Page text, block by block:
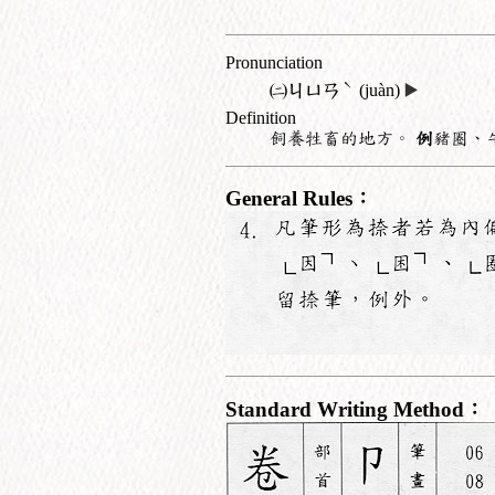
Pronunciation
㈡ㄐㄩㄢ ˋ (juàn) ▶️
Definition
飼養牲畜的地方。 例豬圈、
General Rules：
Standard Writing Method：